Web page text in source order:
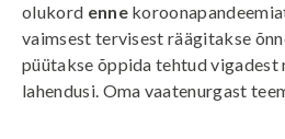
olukord enne
vaimsest tervisest räägitakse
püütakse õppida tehtud vigadest
lahendusi. Oma vaatenurgast